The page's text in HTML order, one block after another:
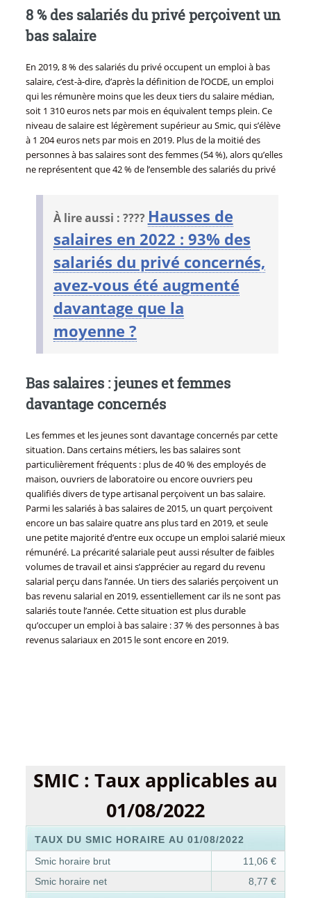
8 % des salariés du privé perçoivent un
bas salaire
En 2019, 8 % des salariés du privé occupent un emploi à bas
salaire, c’est-à-dire, d’après la définition de l’OCDE, un emploi
qui les rémunère moins que les deux tiers du salaire médian,
soit 1 310 euros nets par mois en équivalent temps plein. Ce
niveau de salaire est légèrement supérieur au Smic, qui s’élève
à 1 204 euros nets par mois en 2019. Plus de la moitié des
personnes à bas salaires sont des femmes (54 %), alors qu’elles
ne représentent que 42 % de l’ensemble des salariés du privé
À lire aussi : ???? Hausses de
salaires en 2022 : 93% des
salariés du privé concernés,
avez-vous été augmenté
davantage que la
moyenne ?
Bas salaires : jeunes et femmes
davantage concernés
Les femmes et les jeunes sont davantage concernés par cette
situation. Dans certains métiers, les bas salaires sont
particulièrement fréquents : plus de 40 % des employés de
maison, ouvriers de laboratoire ou encore ouvriers peu
qualifiés divers de type artisanal perçoivent un bas salaire.
Parmi les salariés à bas salaires de 2015, un quart perçoivent
encore un bas salaire quatre ans plus tard en 2019, et seule
une petite majorité d’entre eux occupe un emploi salarié mieux
rémunéré. La précarité salariale peut aussi résulter de faibles
volumes de travail et ainsi s’apprécier au regard du revenu
salarial perçu dans l’année. Un tiers des salariés perçoivent un
bas revenu salarial en 2019, essentiellement car ils ne sont pas
salariés toute l’année. Cette situation est plus durable
qu’occuper un emploi à bas salaire : 37 % des personnes à bas
revenus salariaux en 2015 le sont encore en 2019.
SMIC : Taux applicables au
01/08/2022
TAUX DU SMIC HORAIRE AU 01/08/2022
Smic horaire brut
11,06 €
Smic horaire net
8,77 €